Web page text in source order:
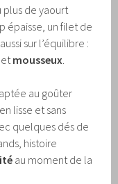
de yaourt
épaisse, un filet de
sur l’équilibre :
et mousseux
au goûter
lisse et sans
quelques dés de
histoire
au moment de la